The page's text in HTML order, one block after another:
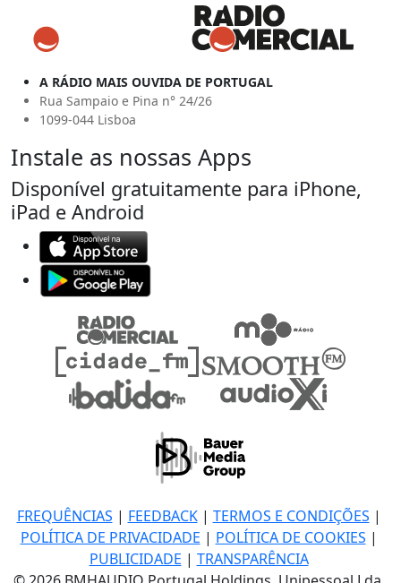
A RÁDIO MAIS OUVIDA DE PORTUGAL
Rua Sampaio e Pina n° 24/26
1099-044 Lisboa
Instale as nossas Apps
Disponível gratuitamente para iPhone,
iPad e Android
FREQUÊNCIAS | FEEDBACK| TERMOS E CONDIÇÕES |
POLÍTICA DE PRIVACIDADE | POLÍTICA DE COOKIES |
PUBLICIDADE | TRANSPARÊNCIA